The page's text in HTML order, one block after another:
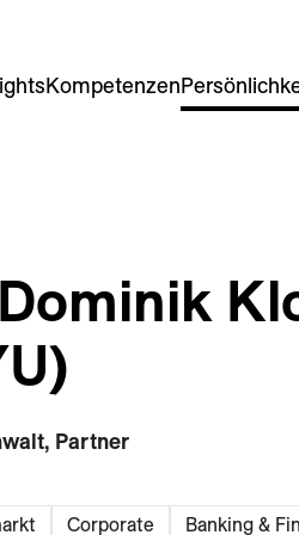
Kompetenzen
Partner
Corporate Banking &